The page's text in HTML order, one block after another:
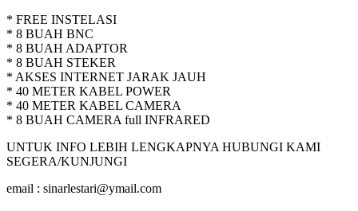
* FREE INSTELASI
* 8 BUAH BNC
* 8 BUAH ADAPTOR
* 8 BUAH STEKER
* AKSES INTERNET JARAK JAUH
* 40 METER KABEL POWER
* 40 METER KABEL CAMERA
* 8 BUAH CAMERA full INFRARED
UNTUK INFO LEBIH LENGKAPNYA HUBUNGI KAMI
SEGERA/KUNJUNGI
email : sinarlestari@ymail.com